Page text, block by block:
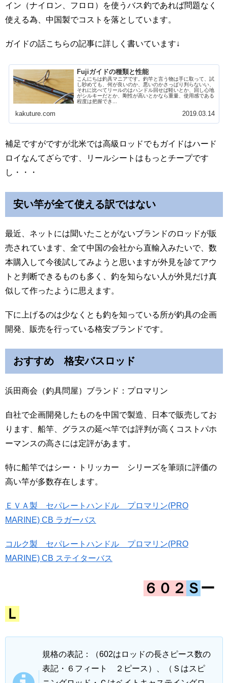
イン（ナイロン、フロロ）を使うバス釣であれば問題なく
使える為、中国製でコストを落としています。
ガイドの話こちらの記事に詳しく書いています↓
Fujiガイドの種類と性能
こんにちは釣具マニアです。釣竿と言う物は手に取って、試
し眇めても、何が良いのか、悪いのかさっぱり判らないい、
それに比べてリールのはハンドル回せば軽いとか、回し心地
がシルキーだとか、剛性が高いとかなら重量、使用感である
程度は把握でき...
kakuture.com 2019.03.14
補足ですがですが北米では高級ロッドでもガイドはハード
ロイなんてざらです、リールシートはもっとチープです
し・・・
安い竿が全て使える訳ではない
最近、ネットには聞いたことがないブランドのロッドが販
売されています、全て中国の会社から直輸入みたいで、数
本購入して今後試してみようと思いますが外見を診てアウ
トと判断できるものも多く、釣を知らない人が外見だけ真
似して作ったように思えます。
下に上げるのは少なくとも釣を知っている所が釣具の企画
開発、販売を行っている格安ブランドです。
おすすめ 格安バスロッド
浜田商会（釣具問屋）ブランド：プロマリン
自社で企画開発したものを中国で製造、日本で販売してお
ります、船竿、グラスの延べ竿では評判が高くコストパホ
ーマンスの高さには定評があます。
特に船竿ではシー・トリッカー シリーズを筆頭に評価の
高い竿が多数存在します。
ＥＶＡ製 セパレートハンドル プロマリン(PRO
MARINE) CB ラガーバス
コルク製 セパレートハンドル プロマリン(PRO
MARINE) CB ステイターバス
６０２ Ｓ ー
Ｌ
規格の表記：（602はロッドの長さピース数の
表記・６フィート ２ピース）、（Ｓはスピ